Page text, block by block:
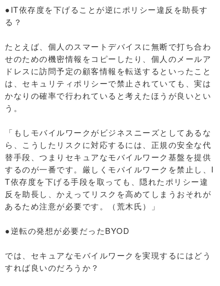
●IT依存度を下げることが逆にポリシー違反を助長す
る？
たとえば、個人のスマートデバイスに無断で打ち合わ
せのための機密情報をコピーしたり、個人のメールア
ドレスに訪問予定の顧客情報を転送するといったこと
は、セキュリティポリシーで禁止されていても、実は
かなりの確率で行われていると考えたほうが良いとい
う。
「もしモバイルワークがビジネスニーズとしてあるな
ら、こうしたリスクに対応するには、正規の安全な代
替手段、つまりセキュアなモバイルワーク基盤を提供
するのが一番です。厳しくモバイルワークを禁止し、I
T依存度を下げる手段を取っても、隠れたポリシー違
反を助長し、かえってリスクを高めてしまうおそれが
あるため注意が必要です。（荒木氏）」
●逆転の発想が必要だったBYOD
では、セキュアなモバイルワークを実現するにはどう
すれば良いのだろうか？